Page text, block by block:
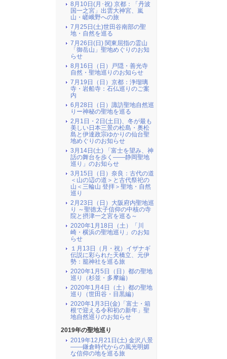
8月10日(月･祝) 京都：「丹波
国一之宮」出雲大神宮、嵐
山・嵯峨野への旅
7月25日(土)世田谷南部の聖
地・自然を巡る
7月26日(日) 関東屈指の霊山
「御岳山」聖地めぐりのお知
らせ
8月16日（日）戸隠・善光寺
自然・聖地巡りのお知らせ
7月19日（日）京都：浄瑠璃
寺・岩船寺：石仏巡りのご案
内
6月28日（日）諏訪聖地自然巡
りー神秘の聖地を巡る
2月1日・2日(土日)、冬が最も
美しい日本三景の松島・奥松
島と伊達政宗ゆかりの仙台聖
地めぐりのお知らせ
3月14日(土) 「富士を望み、神
話の舞台を歩く――静岡聖地
巡り」のお知らせ
3月15日（日）奈良：古代の道
＜山の辺の道＞と古代祭祀の
山＜三輪山 登拝＞聖地・自然
巡り
2月23日（日）大阪府内聖地巡
り ～聖徳太子信仰の中核の寺
院と摂津一之宮を巡る～
2020年1月18日（土）「川
崎・横浜の聖地巡り」のお知
らせ
１月13日（月・祝）イザナギ
伝説に彩られた天橋立、元伊
勢：籠神社を巡る旅
2020年1月5日（日）都の聖地
巡り（杉並・多摩編）
2020年1月4日（土）都の聖地
巡り（世田谷・目黒編）
2020年1月3日(金)「富士・箱
根で迎える令和初の新年」聖
地自然巡りのお知らせ
2019年の聖地巡り
2019年12月21日(土) 金沢八景
――鎌倉時代からの風光明媚
な信仰の地を巡る旅